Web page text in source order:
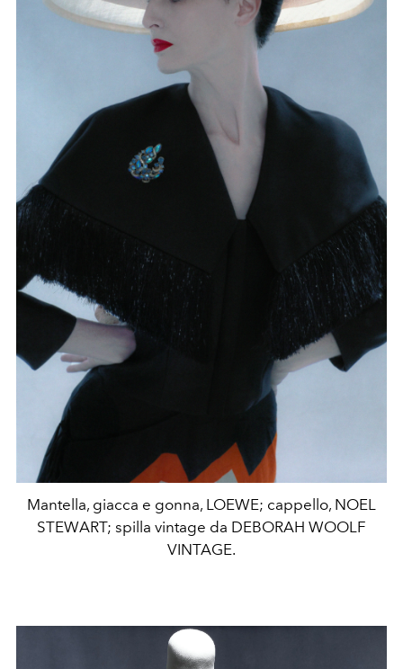
Mantella, giacca e gonna, LOEWE; cappello, NOEL
STEWART; spilla vintage da DEBORAH WOOLF
VINTAGE.